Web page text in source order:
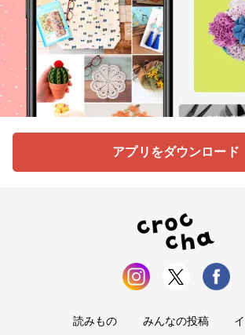
アプリをダウンロード
読みもの みんなの投稿